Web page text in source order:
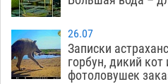
26.07
Записки
горбун, дикий кот
фотоловушек